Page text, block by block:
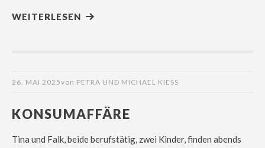
WEITERLESEN
26. MAI 2025von PETRA UND MICHAEL KIESS
KONSUMAFFÄRE
Tina und Falk, beide berufstätig, zwei Kinder, finden abends